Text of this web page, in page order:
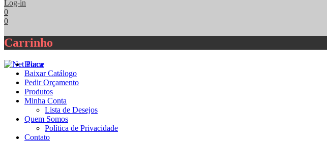
Log-in
0
0
Carrinho
Home
Baixar Catálogo
Pedir Orçamento
Produtos
Minha Conta
Lista de Desejos
Quem Somos
Política de Privacidade
Contato